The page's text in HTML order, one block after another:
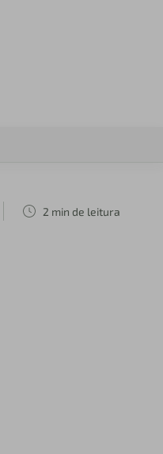
2 min de leitura